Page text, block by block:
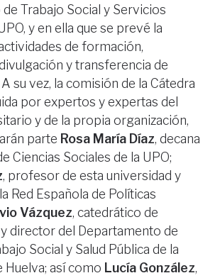
Trabajo Social y Servicios
y en ella que se prevé la
de formación,
y transferencia de
su vez, la comisión de la Cátedra
por expertos y expertas del
y de la propia organización,
parte Rosa María Díaz, decana
Ciencias Sociales de la UPO;
, profesor de esta universidad y
Red Española de Políticas
Vázquez, catedrático de
director del Departamento de
Social y Salud Pública de la
Huelva; así como Lucía González,